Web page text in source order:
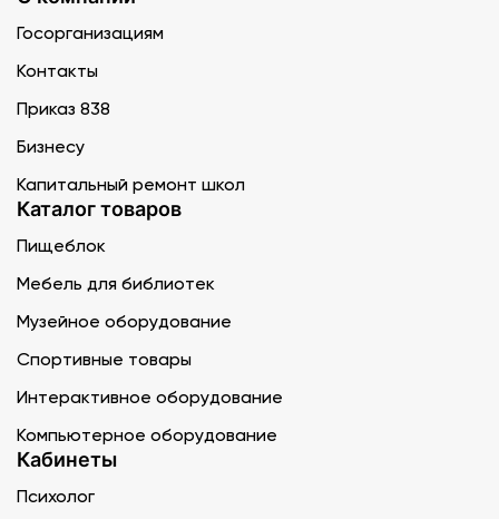
Госорганизациям
Контакты
Приказ 838
Бизнесу
Капитальный ремонт школ
Каталог товаров
Пищеблок
Мебель для библиотек
Музейное оборудование
Спортивные товары
Интерактивное оборудование
Компьютерное оборудование
Кабинеты
Психолог